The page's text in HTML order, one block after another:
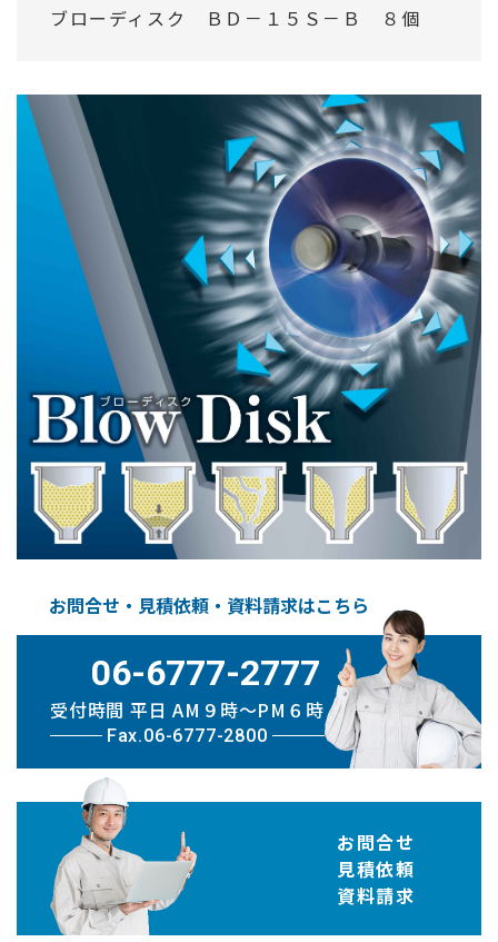
ブローディスク ＢＤ－１５Ｓ－Ｂ ８個
お問合せ・見積依頼・資料請求はこちら
06-6777-2777
受付時間 平日 AM９時〜PM６時
Fax.06-6777-2800
お問合せ
見積依頼
資料請求